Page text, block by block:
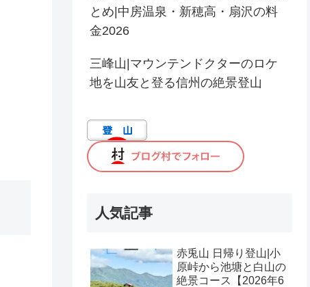
とめ|中房温泉・新穂高・扇沢の料
金2026
三峰山|マウンテンドクターのロケ
地を山友と登る信州の絶景登山
人気記事
赤兎山 日帰り登山|小
原峠から池塘と白山の
絶景コース【2026年6